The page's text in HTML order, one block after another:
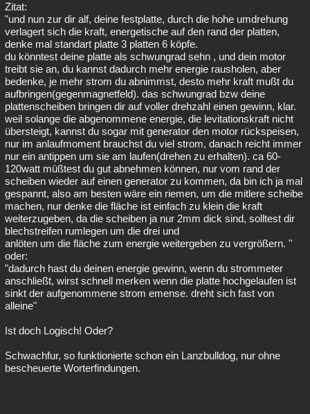
Zitat:
"und nun zur dir alf, deine festplatte, durch die hohe umdrehung
verlagert sich die kraft, energetische auf den rand der platten,
denke mal standart platte 3 platten 6 köpfe.
du könntest deine platte als schwungrad sehn , und dein motor
treibt sie an, du kannst dadurch mehr energie rausholen, aber
bedenke, je mehr strom du abnimmst, desto mehr kraft mußt du
aufbringen(gegenmagnetfeld). das schwungrad bzw deine
plattenscheiben bringen dir auf voller drehzahl einen gewinn, klar.
weil solange die abgenommene energie, die levitationskraft nicht
übersteigt, kannst du sogar mit generator den motor rückspeisen,
nur im anlaufmoment brauchst du viel strom, danach reicht immer
nur ein antippen um sie am laufen(drehen zu erhalten). ca 60-
120watt müßtest du gut abnehmen können, nur vom rand der
scheiben wieder auf einen generator zu kommen, da bin ich ja mal
gespannt, also am besten wäre ein riemen, um die mitlere scheibe
machen, nur denke die fläche ist einfach zu klein die kraft
weiterzugeben, da die scheiben ja nur 2mm dick sind, solltest dir
blechstreifen rumlegen um die drei und
anlöten um die fläche zum energie weitergeben zu vergrößern. "
oder:
"dadurch hast du deinen energie gewinn, wenn du strommeter
anschließt, wirst schnell merken wenn die platte hochgelaufen ist
sinkt der aufgenommene strom emense. dreht sich fast von
alleine"
Ist doch Logisch! Oder?
Schwachfur, so funktionierte schon ein Lanzbulldog, nur ohne
bescheuerte Worterfindungen.